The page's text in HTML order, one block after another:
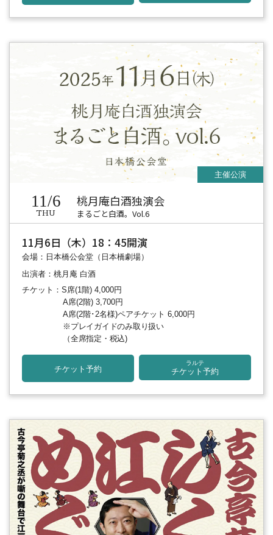
11/6
THU
桃月庵白酒独演会
まるごと白酒。Vol.6
11月6日（木）18：45開演
会場：日本橋公会堂（日本橋劇場）
出演者：桃月庵 白酒
チケット：S席(1階) 4,000円
A席(2階) 3,700円
A席(2階･2名様)ペアチケット 6,000円
※プレイガイドのみ取り扱い
（全席指定・税込)
チケット予約
ラルテ
チケット予約